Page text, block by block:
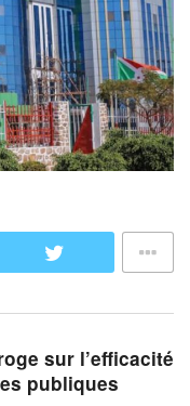
sur l’efficacité
publiques